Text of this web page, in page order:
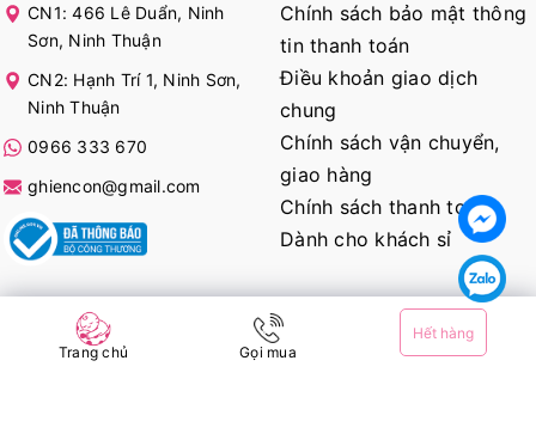
Trang chủ Gọi mua
Hết hàng
CN1: 466 Lê Duẩn, Ninh
Sơn, Ninh Thuận
CN2: Hạnh Trí 1, Ninh Sơn,
Ninh Thuận
0966 333 670
ghiencon@gmail.com
Chính sách bảo mật thông
tin thanh toán
Điều khoản giao dịch
chung
Chính sách vận chuyển,
giao hàng
Chính sách thanh toán
Dành cho khách sỉ
KẾT NỐI VỚI CHÚNG TÔI